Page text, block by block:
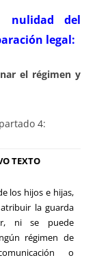
nulidad del
legal:
el régimen y
4:
TEXTO
los hijos e hijas,
la guarda
ni se puede
régimen de
o